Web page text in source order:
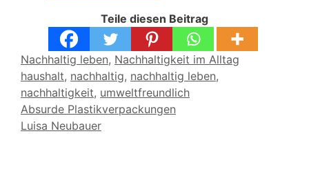
Teile diesen Beitrag
Kategorien
Nachhaltig leben, Nachhaltigkeit im Alltag
Schlagwörter
haushalt, nachhaltig, nachhaltig leben,
nachhaltigkeit, umweltfreundlich
Absurde Plastikverpackungen
Luisa Neubauer